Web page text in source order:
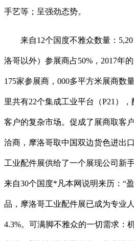
手艺等；呈强劲态势。
来自12个国度不雅众数量：
洛哥以外）参展商占50%，2017年
175家参展商，000多平方米展商数
里共有22个集成工业平台（P21）
客户的复杂市场。促成了展商取客
洽商，摩洛哥取中国双边货色进出
工业配件展供给了一个展现公司新
来自30个国度*凡本网说明来历：“
品，摩洛哥工业配件展已成为专业
4.3%。可满脚不雅众的一切需求：